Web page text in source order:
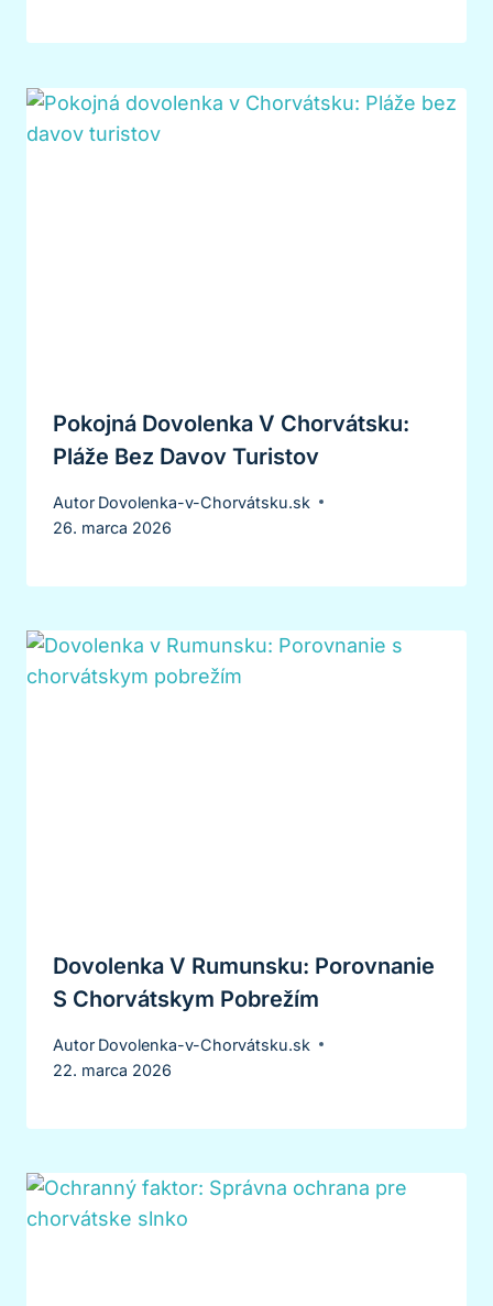
Pokojná Dovolenka V Chorvátsku:
Pláže Bez Davov Turistov
Autor Dovolenka-v-Chorvátsku.sk
26. marca 2026
Dovolenka V Rumunsku: Porovnanie
S Chorvátskym Pobrežím
Autor Dovolenka-v-Chorvátsku.sk
22. marca 2026